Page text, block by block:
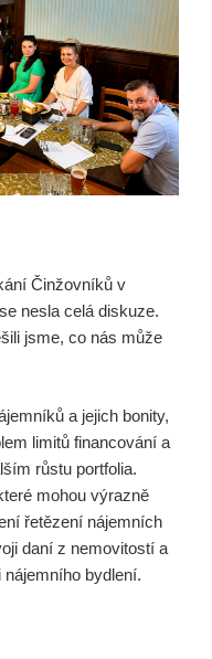
Činžovníků v
nesla celá diskuze.
jsme, co nás může
a jejich bonity,
limitů financování a
růstu portfolia.
mohou výrazně
řetězení nájemních
daní z nemovitostí a
bydlení.